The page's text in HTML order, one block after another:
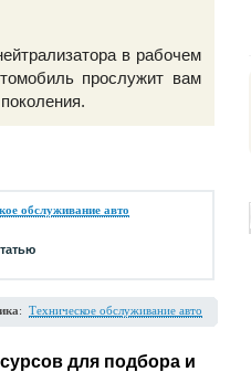
в рабочем
прослужит вам
обслуживание авто
: Техническое обслуживание авто
для подбора и